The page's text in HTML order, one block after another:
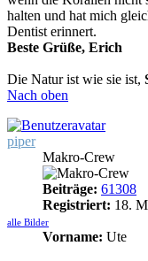
halten und hat mich
Dentist erinnert.
Beste Grüße, Erich
Die Natur ist wie sie ist,
Nach oben
piper
Makro-Crew
Beiträge: 61308
Registriert: 18.
alle Bilder
Vorname: Ute